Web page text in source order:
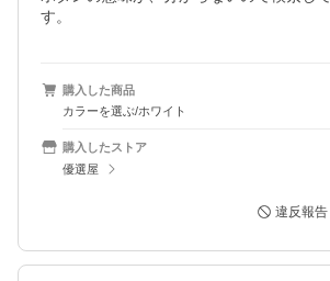
す。
購入した商品
カラーを選ぶ/ホワイト
購入したストア
優選屋
違反報告